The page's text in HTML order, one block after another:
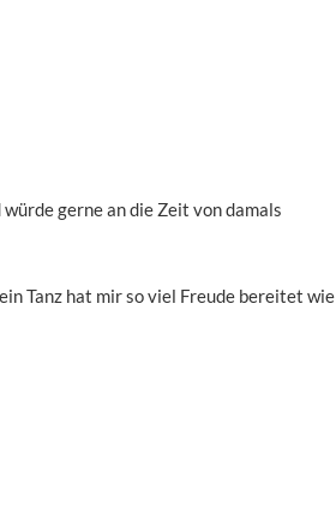
gerne an die Zeit von damals
Tanz hat mir so viel Freude bereitet wie